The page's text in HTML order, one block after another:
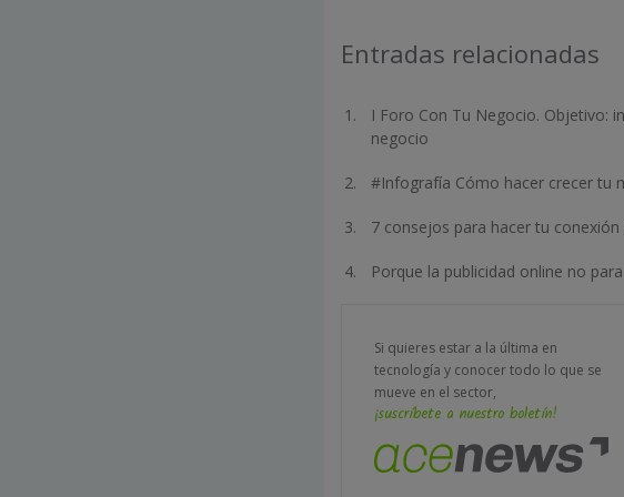
Entradas relacionadas
I Foro Con Tu Negocio. Objetivo:
negocio
#Infografía Cómo hacer crecer tu
7 consejos para hacer tu conexión
Porque la publicidad online no
Si quieres estar a la última en
tecnología y conocer todo lo que se
mueve en el sector,
¡suscríbete a nuestro boletín!